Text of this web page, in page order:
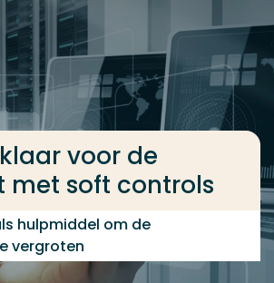
voor de
met soft controls
hulpmiddel om de
vergroten